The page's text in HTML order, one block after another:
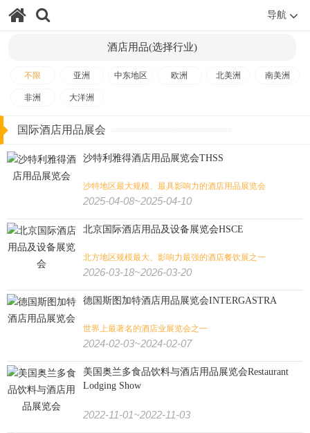
导航
酒店用品(选择行业)
不限 亚洲 中东地区 欧洲 北美洲 南美洲
非洲 大洋洲
国际酒店用品展会
沙特利雅得酒店用品展览会THSS
沙特地区最大规模、最具影响力的酒店用品展览会
2025-04-08~2025-04-10
北京国际酒店用品及设备展览会HSCE
北方地区规模最大、影响力最强的酒店餐饮展之一
2026-03-18~2026-03-20
德国斯图加特酒店用品展览会INTERGASTRA
世界上最著名的酒店业展览会之一
2024-02-03~2024-02-07
美国奥兰多食品饮料与酒店用品展览会Restaurant
Lodging Show
2022-11-01~2022-11-03